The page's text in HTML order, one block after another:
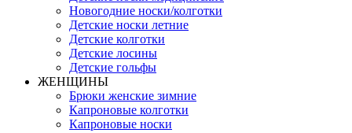
Новогодние носки/колготки
Детские носки летние
Детские колготки
Детские лосины
Детские гольфы
ЖЕНЩИНЫ
Брюки женские зимние
Капроновые колготки
Капроновые носки